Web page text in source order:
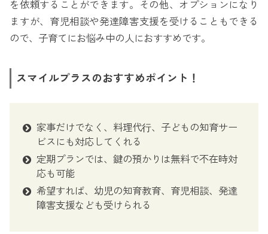
を依頼することができます。その他、オプションになり
ますが、育児相談や発達障害支援を受けることもできる
ので、子育てにお悩み中の人におすすめです。
スマイルプラスのおすすめポイント！
家事だけでなく、料理代⾏、子どもの知育サー
ビスにも対応してくれる
定期プランでは、鍵の預かりは無料で不在時対
応も可能
希望すれば、幼児の知育教育、育児相談、発達
障害支援なども受けられる